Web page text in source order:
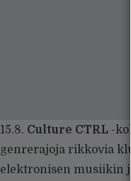
15.8. Culture CTRL -
genrerajoja rikkovia
elektronisen musiikin